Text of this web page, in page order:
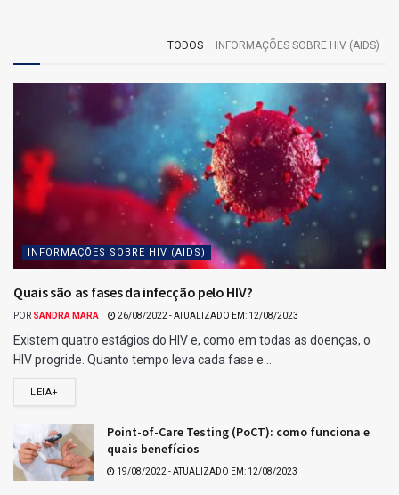
Confira os ganhadores da Quina 7033 do dia 23/05/2026,
conforme divulgado pela Caixa Loterias.
Com 5 acertos, acumulou.
4 acertos: 32 apostas levam R$ 10.611,00 cada.
3 acertos: 2958 apostas levam R$ 109,00 cada.
Confira o resultado da Quina 7033
Para esse jogo, não houveram ganhadores de 5 acertos
Ganhadores com 4 acertos na Quina 7033.
Relacionados para você :)
Resultado da Lotofácil 3753
Ganhadores da Lotofácil 3753